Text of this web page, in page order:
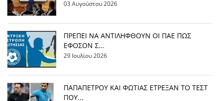
03 Αυγούστου 2026
ΠΡΕΠΕΙ ΝΑ ΑΝΤΙΛΗΦΘΟΥΝ ΟΙ ΠΑΕ ΠΩΣ
ΕΦΟΣΟΝ Σ...
29 Ιουλίου 2026
ΠΑΠΑΠΕΤΡΟΥ ΚΑΙ ΦΩΤΙΑΣ ΕΤΡΕΞΑΝ ΤΟ ΤΕΣΤ
ΠΟΥ...